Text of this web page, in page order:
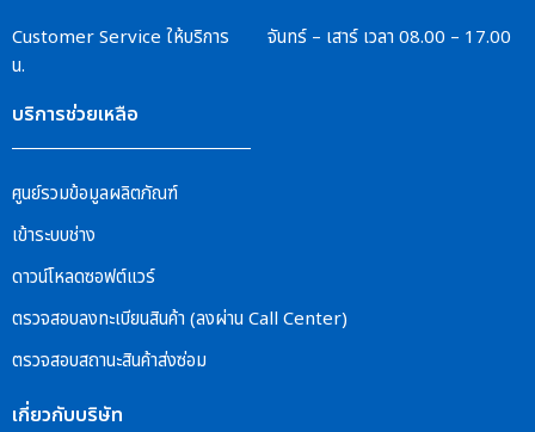
Customer Service ให้บริการ จันทร์ – เสาร์ เวลา 08.00 – 17.00
น.
บริการช่วยเหลือ
ศูนย์รวมข้อมูลผลิตภัณฑ์
เข้าระบบช่าง
ดาวน์โหลดซอฟต์แวร์
ตรวจสอบลงทะเบียนสินค้า (ลงผ่าน Call Center)
ตรวจสอบสถานะสินค้าส่งซ่อม
เกี่ยวกับบริษัท